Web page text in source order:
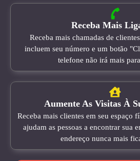
Receba Mais
Receba mais chamadas de
incluem seu número e um botão
telefone não irá mais
Aumente As Visitas À
Receba mais clientes em seu espaço
ajudam as pessoas a encontrar sua
endereço nunca mais